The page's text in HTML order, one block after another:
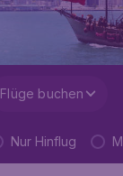
Flüge buchen
Nur Hinflug